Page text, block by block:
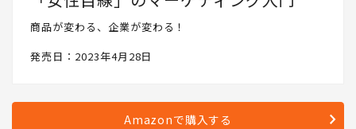
商品が変わる、企業が変わる！
発売日：2023年4月28日
Amazonで購入する